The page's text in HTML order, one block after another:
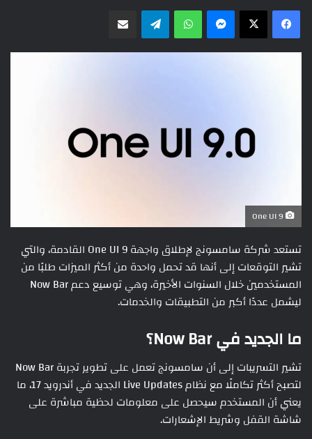
ماسنجر واتسابتيلقرام
تستعد شركة سامسونج لإطلاق واجهة One UI 9 القادمة، والتي
تشير التوقعات إلى أنها قد تحمل واحدة من أكثر الميزات طلبًا من
المستخدمين خلال السنوات الأخيرة، وهي توسيع دعم Now Bar
ليشمل عددًا أكبر من التطبيقات والخدمات.
ما الجديد في Now Bar؟
تشير التسريبات إلى أن سامسونج تعمل على تطوير تجربة Now Bar
لتصبح أكثر تكاملًا مع نظام Live Updates الجديد في أندرويد 17، ما
يعني أن المستخدم سيحصل على معلومات لحظية مباشرة على
شاشة القفل وشريط الإشعارات.